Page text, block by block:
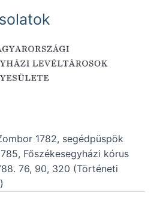
1782, segédpüspök
Főszékesegyházi kórus
76, 90, 320 (Történeti